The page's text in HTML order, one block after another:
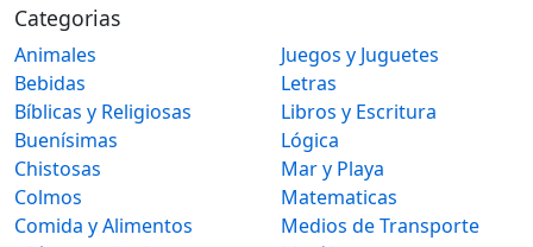
Categorias
Animales
Bebidas
Bíblicas y Religiosas
Buenísimas
Chistosas
Colmos
Comida y Alimentos
Juegos y Juguetes
Letras
Libros y Escritura
Lógica
Mar y Playa
Matematicas
Medios de Transporte